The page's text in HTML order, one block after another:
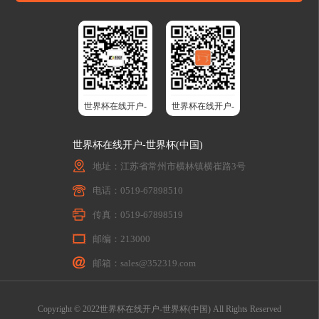
世界杯在线开户-
份
世界杯在线开户-
能升降桌
世界杯在线开户-世界杯(中国)
地址：江苏省常州市横林镇横崔路3号
电话：0519-67898510
传真：0519-67898519
邮编：213000
邮箱：sales@352319.com
Copyright © 2022世界杯在线开户-世界杯(中国) All Rights Reserved